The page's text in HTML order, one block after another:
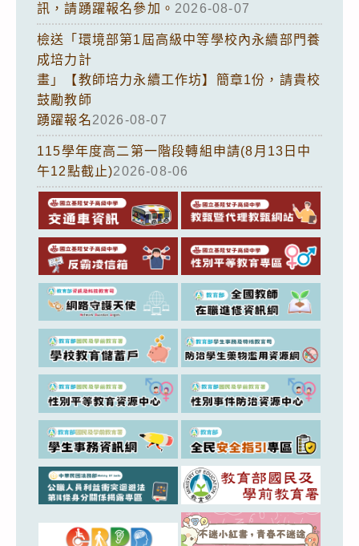
訊，請踴躍報名參加。 2026-08-07
檢送「環境部第1屆高級中等學校內永續部門養
成培力計
畫」【教師培力永續工作坊】簡章1份，請貴校
鼓勵教師
踴躍報名2026-08-07
115學年度高二第一階段轉組申請(8月13日中
午12點截止)2026-08-06